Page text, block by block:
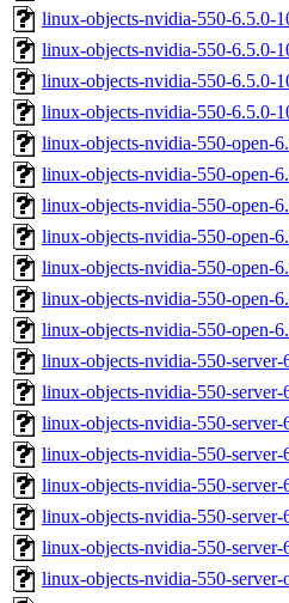
linux-objects-nvidia-550-6.5.0-
linux-objects-nvidia-550-6.5.0-
linux-objects-nvidia-550-6.5.0-
linux-objects-nvidia-550-6.5.0-
linux-objects-nvidia-550-open-
linux-objects-nvidia-550-open-
linux-objects-nvidia-550-open-
linux-objects-nvidia-550-open-
linux-objects-nvidia-550-open-
linux-objects-nvidia-550-open-
linux-objects-nvidia-550-open-
linux-objects-nvidia-550-
linux-objects-nvidia-550-
linux-objects-nvidia-550-
linux-objects-nvidia-550-
linux-objects-nvidia-550-
linux-objects-nvidia-550-
linux-objects-nvidia-550-
linux-objects-nvidia-550-